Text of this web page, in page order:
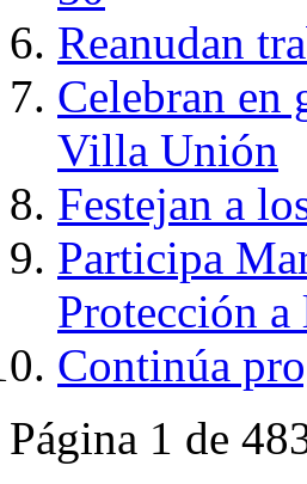
Reanudan
Celebran en
Villa Unión
Festejan a
Participa
Protección
Continúa
Página 1 de